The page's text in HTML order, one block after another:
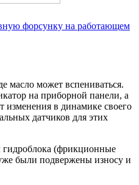
форсунку на работающем
масло может вспениваться.
на приборной панели, а
в динамике своего
датчиков для этих
(фрикционные
были подвержены износу и